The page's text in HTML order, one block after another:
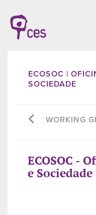
ECOSOC |
SOCIEDADE
WORKING
ECOSOC -
e Sociedade